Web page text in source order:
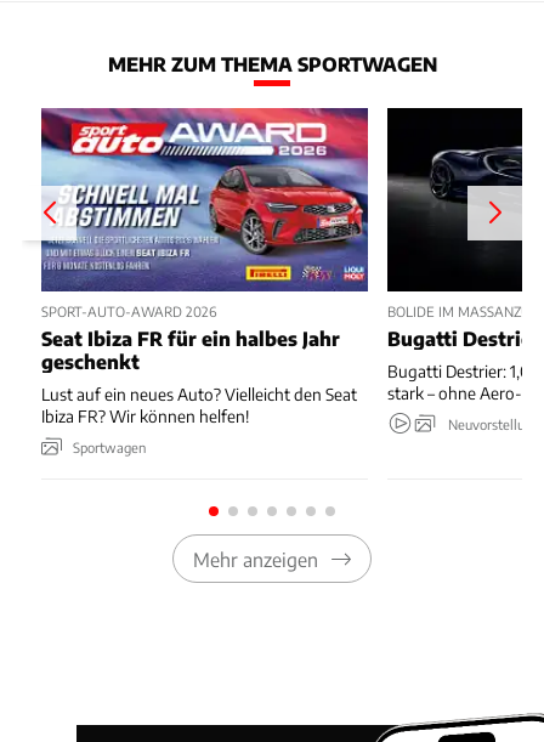
MEHR ZUM THEMA SPORTWAGEN
SPORT-AUTO-AWARD 2026
Seat Ibiza FR für ein halbes Jahr
geschenkt
Lust auf ein neues Auto? Vielleicht den Seat
Ibiza FR? Wir können helfen!
Sportwagen
BOLIDE IM MASSANZUG
Bugatti
Bugatti Destrier: 1,00
stark – ohne Aero-
Mehr anzeigen